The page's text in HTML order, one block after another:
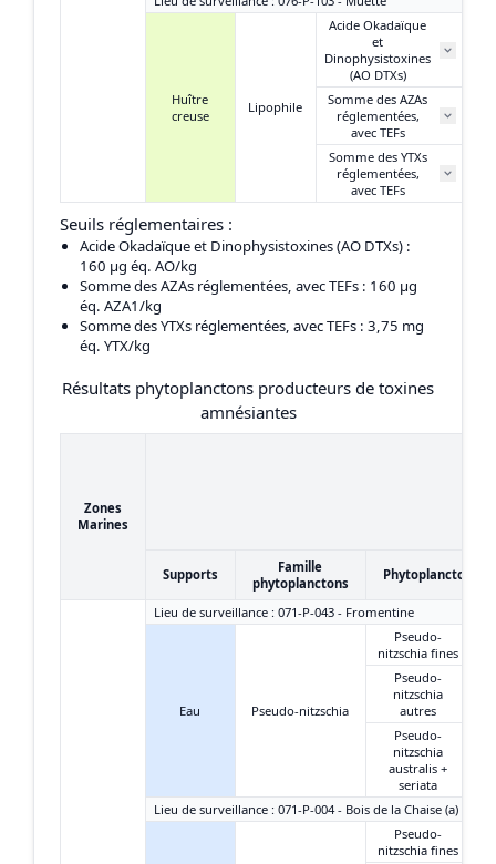
Huître
creuse
Lipophile
Acide Okadaïque
et
Dinophysistoxines
(AO DTXs)
Somme des AZAs
réglementées,
avec TEFs
Somme des YTXs
réglementées,
avec TEFs
Seuils réglementaires :
Acide Okadaïque et Dinophysistoxines (AO DTXs) :
160 μg éq. AO/kg
Somme des AZAs réglementées, avec TEFs : 160 μg
éq. AZA1/kg
Somme des YTXs réglementées, avec TEFs : 3,75 mg
éq. YTX/kg
Résultats phytoplanctons producteurs de toxines
amnésiantes
Zones
Marines
Supports
Famille
phytoplanctons
Phytoplanctons
Lieu de surveillance : 071-P-043 - Fromentine
Eau Pseudo-nitzschia
Pseudo-
nitzschia fines
Pseudo-
nitzschia
autres
Pseudo-
nitzschia
australis +
seriata
Lieu de surveillance : 071-P-004 - Bois de la Chaise (a)
Pseudo-
nitzschia fines